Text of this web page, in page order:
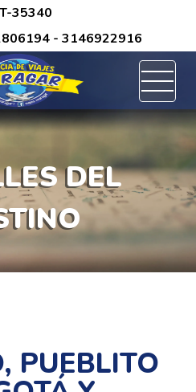
35340
- 3146922916
DEL
PUEBLITO